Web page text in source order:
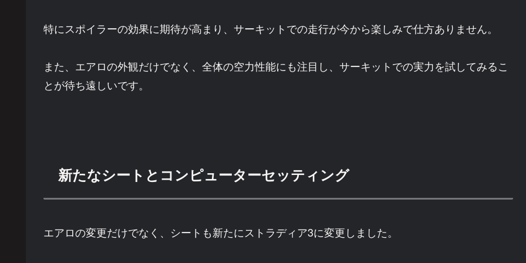
特にスポイラーの効果に期待が高まり、サーキットでの走行が今から楽しみで仕方ありません。
また、エアロの外観だけでなく、全体の空力性能にも注目し、サーキットでの実力を試してみるこ
とが待ち遠しいです。
新たなシートとコンピューターセッティング
エアロの変更だけでなく、シートも新たにストラディア3に変更しました。